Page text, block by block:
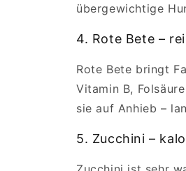
übergewichtige
4. Rote Bete –
Rote Bete bringt
Vitamin B,
sie auf Anhieb –
5. Zucchini –